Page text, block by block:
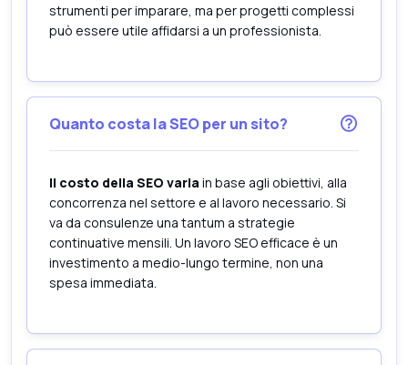
strumenti per imparare, ma per progetti complessi
può essere utile affidarsi a un professionista.
Quanto costa la SEO per un sito?
Il costo della SEO varia in base agli obiettivi, alla
concorrenza nel settore e al lavoro necessario. Si
va da consulenze una tantum a strategie
continuative mensili. Un lavoro SEO efficace è un
investimento a medio-lungo termine, non una
spesa immediata.